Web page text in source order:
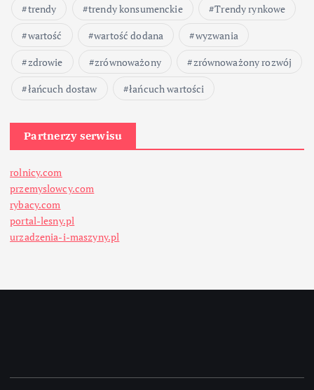
trendy
trendy konsumenckie
Trendy rynkowe
wartość
wartość dodana
wyzwania
zdrowie
zrównoważony
zrównoważony rozwój
łańcuch dostaw
łańcuch wartości
Partnerzy serwisu
rolnicy.com
przemyslowcy.com
rybacy.com
portal-lesny.pl
urzadzenia-i-maszyny.pl